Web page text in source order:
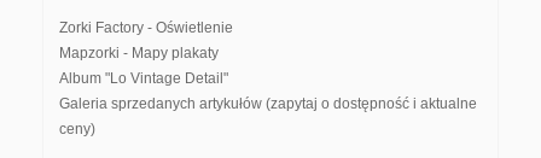
Zorki Factory - Oświetlenie
Mapzorki - Mapy plakaty
Album "Lo Vintage Detail"
Galeria sprzedanych artykułów (zapytaj o dostępność i aktualne
ceny)